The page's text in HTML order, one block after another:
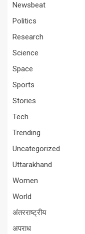
Newsbeat
Politics
Research
Science
Space
Sports
Stories
Tech
Trending
Uncategorized
Uttarakhand
Women
World
अंतरराष्ट्रीय
अपराध